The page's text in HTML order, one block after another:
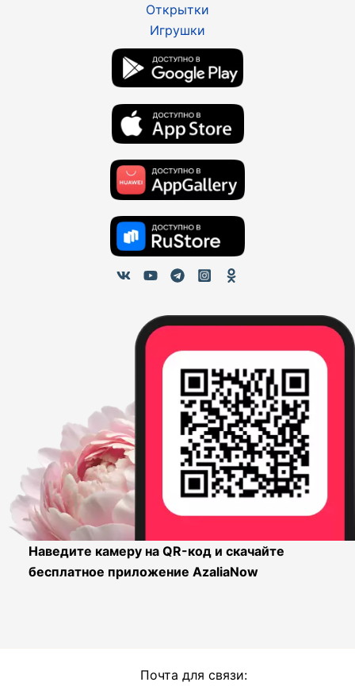
Открытки
Игрушки
Наведите камеру на QR-код и скачайте
бесплатное приложение AzaliaNow
Почта для связи: